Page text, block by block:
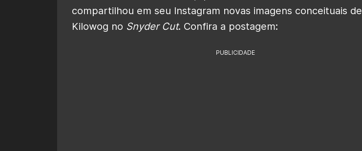
compartilhou em seu Instagram novas imagens conceituais de
Kilowog no Snyder Cut. Confira a postagem:
PUBLICIDADE